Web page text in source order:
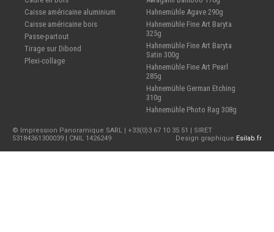
Caisse américaine aluminium
Caisse américaine bois
Passe-partout
Tirage sur Dibond
Plexi-collage
Hahnemühle Agave 290g
Hahnemühle Fine Art Baryta
325g
Hahnemühle Fine Art Baryta
Satin 300g
Hahnemühle Fine Art Pearl
285g
Hahnemühle German Etching
310g
Hahnemühle Photo Rag 308g
© Impression Panoramique SARL | +33(0)3 67 10 35 51 | SIRET
53184361300039 | CNIL 1426249
Design graphique Esilab.fr